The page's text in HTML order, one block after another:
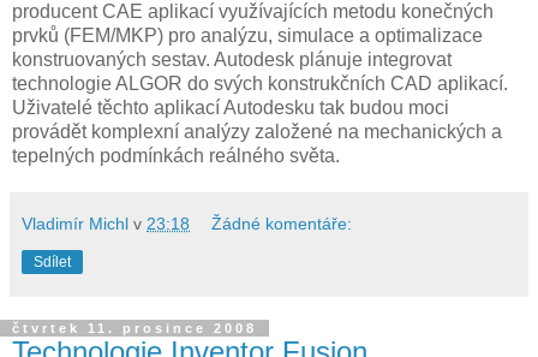
producent CAE aplikací využívajících metodu konečných
prvků (FEM/MKP) pro analýzu, simulace a optimalizace
konstruovaných sestav. Autodesk plánuje integrovat
technologie ALGOR do svých konstrukčních CAD aplikací.
Uživatelé těchto aplikací Autodesku tak budou moci
provádět komplexní analýzy založené na mechanických a
tepelných podmínkách reálného světa.
Vladimír Michl v 23:18 Žádné komentáře:
Sdílet
čtvrtek 11. prosince 2008